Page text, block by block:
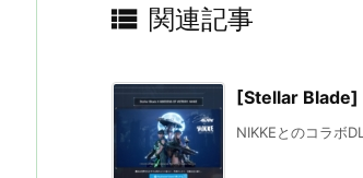
 関連記事
[Stellar Blade]
NIKKEとのコラボ